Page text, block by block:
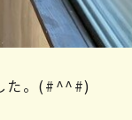
た。(#^^#)